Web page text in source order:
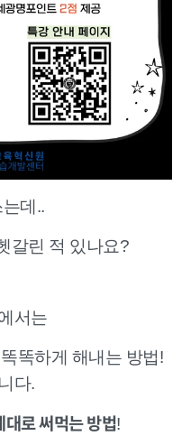
데..
갈린 적 있나요?
서는
똑하게 해내는 방법!
다.
대로 써먹는 방법!